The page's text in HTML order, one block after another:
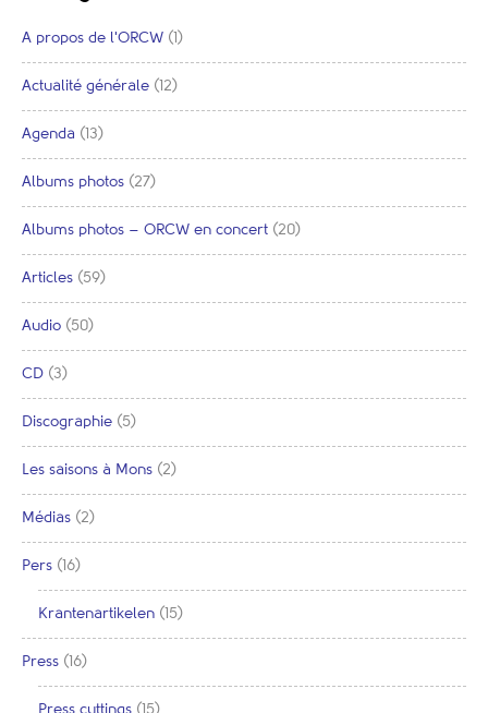
A propos de l'ORCW (1)
Actualité générale (12)
Agenda (13)
Albums photos (27)
Albums photos – ORCW en concert (20)
Articles (59)
Audio (50)
CD (3)
Discographie (5)
Les saisons à Mons (2)
Médias (2)
Pers (16)
Krantenartikelen (15)
Press (16)
Press cuttings (15)